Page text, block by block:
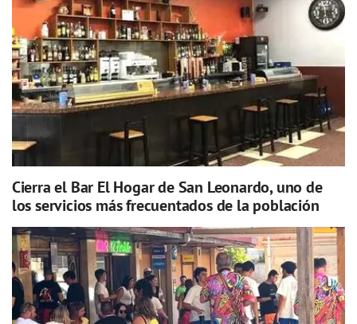
Cierra el Bar El Hogar de San Leonardo, uno de
los servicios más frecuentados de la población